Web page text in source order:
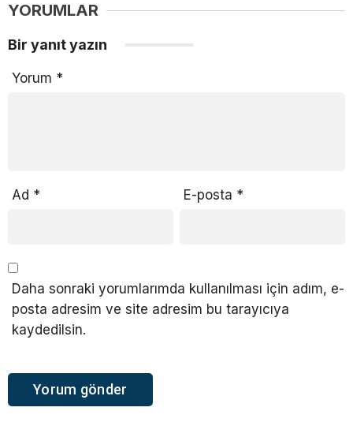
YORUMLAR
Bir yanıt yazın
Yorum *
Ad * E-posta *
Daha sonraki yorumlarımda kullanılması için adım, e-
posta adresim ve site adresim bu tarayıcıya
kaydedilsin.